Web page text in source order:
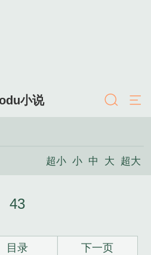
小说
超小 小 中 大 超大
43
目录 下一页